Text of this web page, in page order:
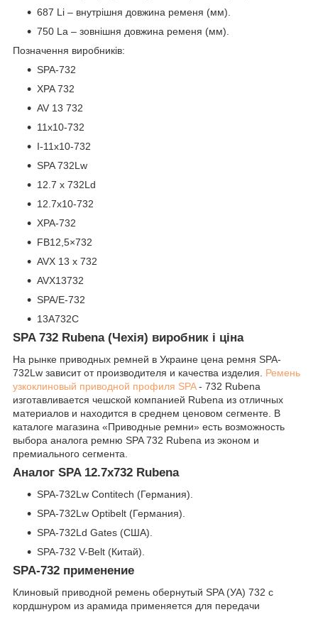
687 Li – внутрішня довжина ременя (мм).
750 La – зовнішня довжина ременя (мм).
Позначення виробників:
SPA-732
XPA 732
AV 13 732
11x10-732
I-11х10-732
SPA 732Lw
12.7 x 732Ld
12.7x10-732
XPA-732
FB12,5×732
AVX 13 x 732
AVX13732
ЅРА/E-732
13А732С
SPA 732 Rubena (Чехія) виробник і ціна
На рынке приводных ремней в Украине цена ремня SPA-
732Lw зависит от производителя и качества изделия. Ремень
узкоклиновый приводной профиля SPA- 732 Rubena
изготавливается чешской компанией Rubena из отличных
материалов и находится в среднем ценовом сегменте. В
каталоге магазина «Приводные ремни» есть возможность
выбора аналога ремню SPA 732 Rubena из эконом и
премиального сегмента.
Аналог SPA 12.7x732 Rubena
SPA-732Lw Contitech (Германия).
SPA-732Lw Optibelt (Германия).
SPA-732Ld Gates (США).
SPA-732 V-Belt (Китай).
SPA-732 применение
Клиновый приводной ремень обернутый SPA (УА) 732 с
кордшнуром из арамида применяется для передачи